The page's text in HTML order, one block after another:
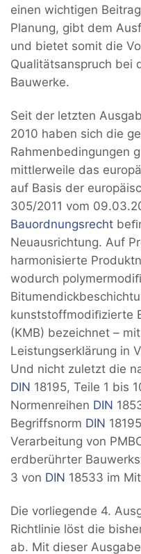
einen wichtigen
Planung, gibt dem
und bietet somit die
Qualitätsanspruch bei
Bauwerke.
Seit der letzten
2010 haben sich die
Rahmenbedingungen
mittlerweile das
auf Basis der
305/2011 vom
Bauordnungsrecht
Neuausrichtung. Auf
harmonisierte
wodurch
kunststoffmodiﬁzierte
(KMB) bezeichnet –
Leistungserklärung in
Und nicht zuletzt die
DIN 18195, Teile 1 bis
Normenreihen DIN
Begriffsnorm DIN
Verarbeitung von
erdberührter
3 von DIN 18533 im
Die vorliegende 4.
Richtlinie löst die
ab. Mit dieser